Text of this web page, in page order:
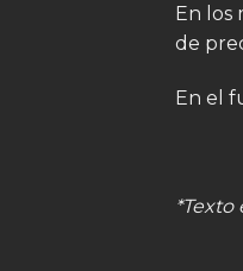
En los
de
En el
*Texto